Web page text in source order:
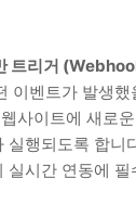
트리거
이벤트가 발생했
사이트에 새로
실행되도록 합니
실시간 연동에 필